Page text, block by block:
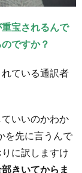
宝されるんで
ですか？
ている通訳者
いいのかわか
を先に言うんで
に訳しますけ
きいてからま